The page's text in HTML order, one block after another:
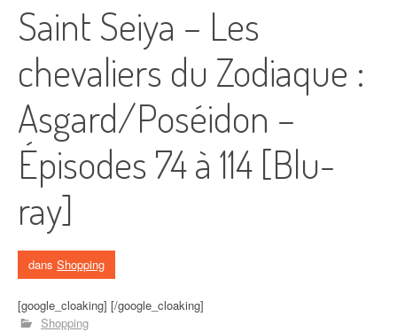
Saint Seiya – Les
chevaliers du Zodiaque :
Asgard/Poséidon –
Épisodes 74 à 114 [Blu-
ray]
dans Shopping
[google_cloaking] [/google_cloaking]
Shopping